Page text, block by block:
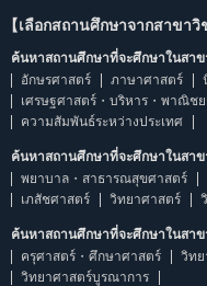
【เลือกสถานศึกษาจากสาขาวิช
ค้นหาสถานศึกษาที่จะศึกษาในสา
อักษรศาสตร์
ภาษาศาสตร์
เศรษฐศาสตร์・บริหาร・พาณิช
ความสัมพันธ์ระหว่างประเทศ
ค้นหาสถานศึกษาที่จะศึกษาในสา
พยาบาล・สาธารณสุขศาสตร์
เภสัชศาสตร์
วิทยาศาสตร์
ค้นหาสถานศึกษาที่จะศึกษาในสา
ครุศาสตร์・ศึกษาศาสตร์
วิท
วิทยาศาสตร์บูรณาการ